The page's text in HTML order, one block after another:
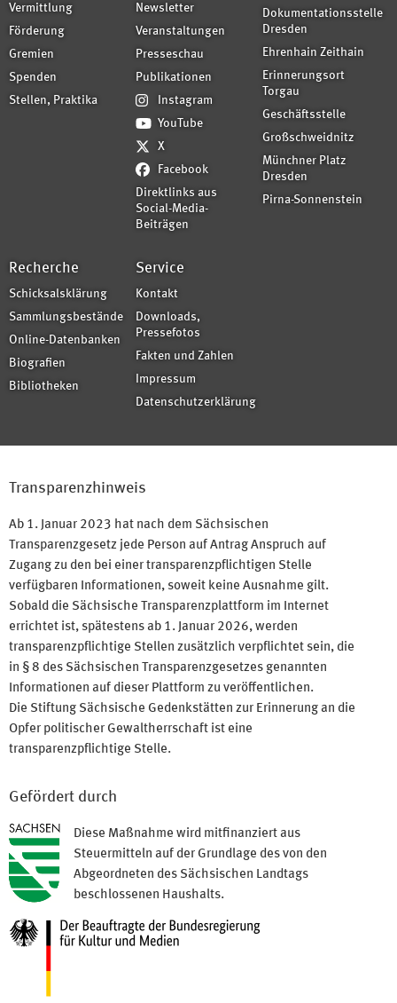
Vermittlung
Förderung
Gremien
Spenden
Stellen, Praktika
Newsletter
Veranstaltungen
Presseschau
Publikationen
Instagram
YouTube
X
Facebook
Direktlinks aus
Social-Media-
Beiträgen
Dokumentationsstelle
Dresden
Ehrenhain Zeithain
Erinnerungsort
Torgau
Geschäftsstelle
Großschweidnitz
Münchner Platz
Dresden
Pirna-Sonnenstein
Recherche
Schicksalsklärung
Sammlungsbestände
Online-Datenbanken
Biografien
Bibliotheken
Service
Kontakt
Downloads,
Pressefotos
Fakten und Zahlen
Impressum
Datenschutzerklärung
Transparenzhinweis
Ab 1. Januar 2023 hat nach dem Sächsischen
Transparenzgesetz jede Person auf Antrag Anspruch auf
Zugang zu den bei einer transparenzpflichtigen Stelle
verfügbaren Informationen, soweit keine Ausnahme gilt.
Sobald die Sächsische Transparenzplattform im Internet
errichtet ist, spätestens ab 1. Januar 2026, werden
transparenzpflichtige Stellen zusätzlich verpflichtet sein, die
in § 8 des Sächsischen Transparenzgesetzes genannten
Informationen auf dieser Plattform zu veröffentlichen.
Die Stiftung Sächsische Gedenkstätten zur Erinnerung an die
Opfer politischer Gewaltherrschaft ist eine
transparenzpflichtige Stelle.
Gefördert durch
Diese Maßnahme wird mitfinanziert aus
Steuermitteln auf der Grundlage des von den
Abgeordneten des Sächsischen Landtags
beschlossenen Haushalts.